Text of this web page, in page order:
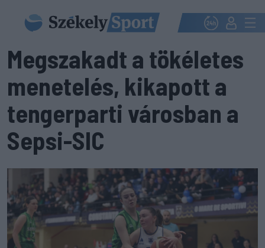
Megszakadt a tökéletes
menetelés, kikapott a
tengerparti városban a
Sepsi-SIC